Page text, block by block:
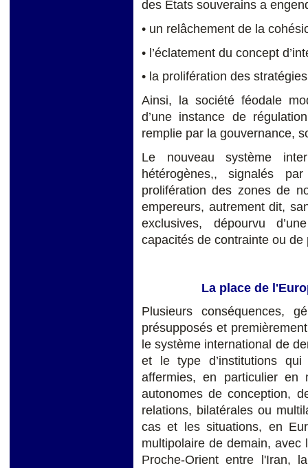
des États souverains a
• un relâchement de la
• l’éclatement du concept
• la prolifération des
Ainsi, la société féodale
d’une instance de
remplie par la gouvernance,
Le nouveau système
hétérogènes,, signalés
prolifération des zones de
empereurs, autrement dit,
exclusives, dépourvu
capacités de contrainte ou
La place de
Plusieurs conséquences,
présupposés et
le système international de
et le type d’institutions
affermies, en particulier en
autonomes de conception,
relations, bilatérales ou
cas et les situations, en
multipolaire de demain,
Proche-Orient entre l'Iran,